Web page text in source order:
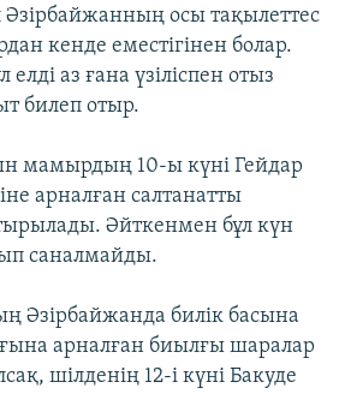
осы тақылеттес
кенде еместігінен болар.
елді аз ғана үзіліспен отыз
билеп отыр.
мамырдың 10-ы күні Гейдар
арналған салтанатты
Әйткенмен бұл күн
саналмайды.
Әзірбайжанда билік басына
арналған биылғы шаралар
шілденің 12-і күні Бакуде